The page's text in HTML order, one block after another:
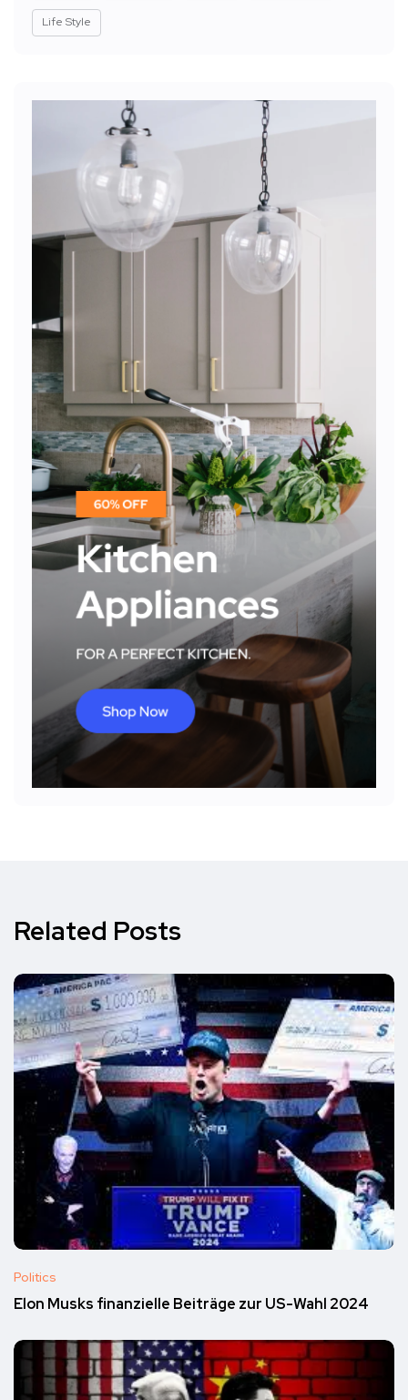
Life Style
Related Posts
Politics
Elon Musks finanzielle Beiträge zur US-Wahl 2024